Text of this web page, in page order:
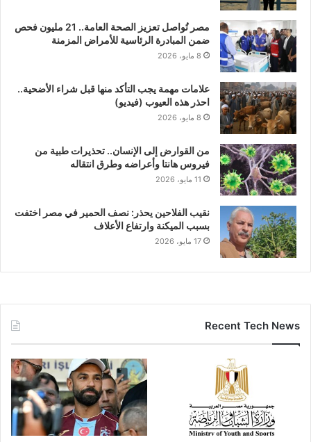
مصر تُواصل تعزيز الصحة العامة.. 21 مليون فحص
ضمن المبادرة الرئاسية للأمراض المزمنة
8 مايو، 2026
علامات مهمة يجب التأكد منها قبل شراء الأضحية..
احذر هذه العيوب (فيديو)
8 مايو، 2026
من القوارض إلى الإنسان.. تحذيرات طبية من
فيروس هانتا وأعراضه وطرق انتقاله
11 مايو، 2026
نقيب الفلاحين يحذر: نصف الحمير في مصر اختفت
بسبب الميكنة وارتفاع الأعلاف
17 مايو، 2026
Recent Tech News